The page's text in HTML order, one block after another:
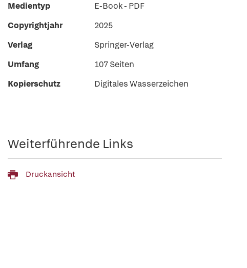
Medientyp
E-Book - PDF
Copyrightjahr
2025
Verlag
Springer-Verlag
Umfang
107 Seiten
Kopierschutz
Digitales Wasserzeichen
Weiterführende Links
Druckansicht